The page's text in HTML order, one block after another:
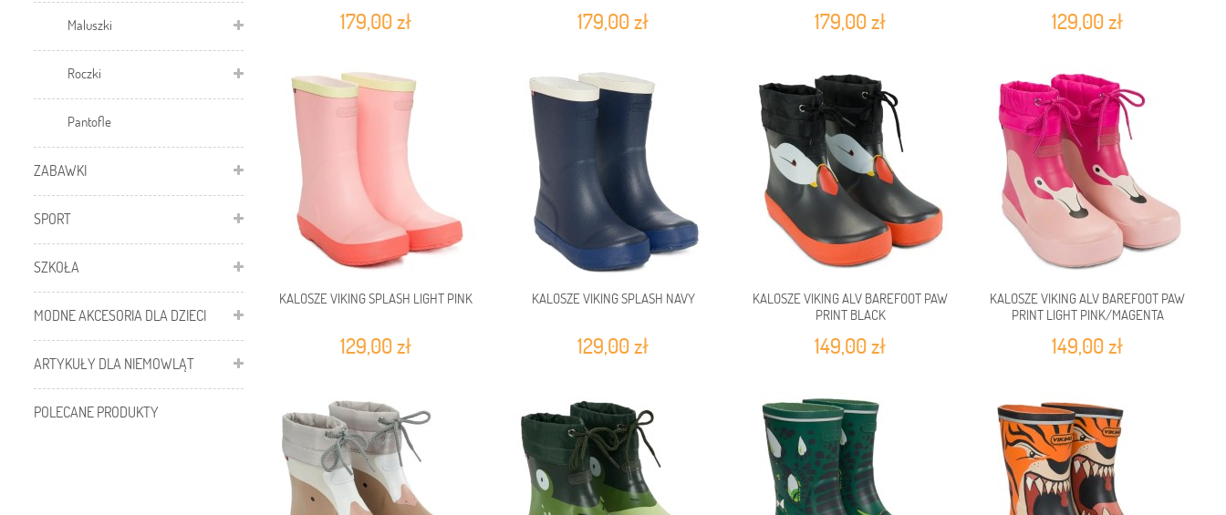
Maluszki
Roczki
Pantofle
ZABAWKI
SPORT
SZKOŁA
MODNE AKCESORIA DLA DZIECI
ARTYKUŁY DLA NIEMOWLĄT
POLECANE PRODUKTY
179,00 zł 179,00 zł 179,00 zł 129,00 zł
KALOSZE VIKING SPLASH LIGHT PINK
129,00 zł
KALOSZE VIKING SPLASH NAVY
129,00 zł
KALOSZE VIKING ALV BAREFOOT PAW
PRINT BLACK
149,00 zł
KALOSZE VIKING ALV BAREFOOT PAW
PRINT LIGHT PINK/MAGENTA
149,00 zł